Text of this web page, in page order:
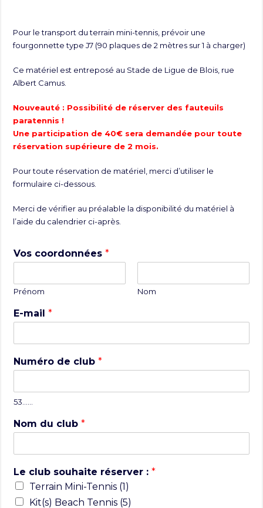
Pour le transport du terrain mini-tennis, prévoir une
fourgonnette type J7 (90 plaques de 2 mètres sur 1 à charger)
Ce matériel est entreposé au Stade de Ligue de Blois, rue
Albert Camus.
Nouveauté : Possibilité de réserver des fauteuils
paratennis !
Une participation de 40€ sera demandée pour toute
réservation supérieure de 2 mois.
Pour toute réservation de matériel, merci d’utiliser le
formulaire ci-dessous.
Merci de vérifier au préalable la disponibilité du matériel à
l’aide du calendrier ci-après.
Vos coordonnées*
Prénom Nom
E-mail*
Numéro de club*
53……
Nom du club*
Le club souhaite réserver :*
Terrain Mini-Tennis (1)
Kit(s) Beach Tennis (5)